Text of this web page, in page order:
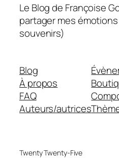
Le Blog de Françoise
partager mes
souvenirs)
Blog
À propos
FAQ
Auteurs/autrices
Twenty Twenty-Five